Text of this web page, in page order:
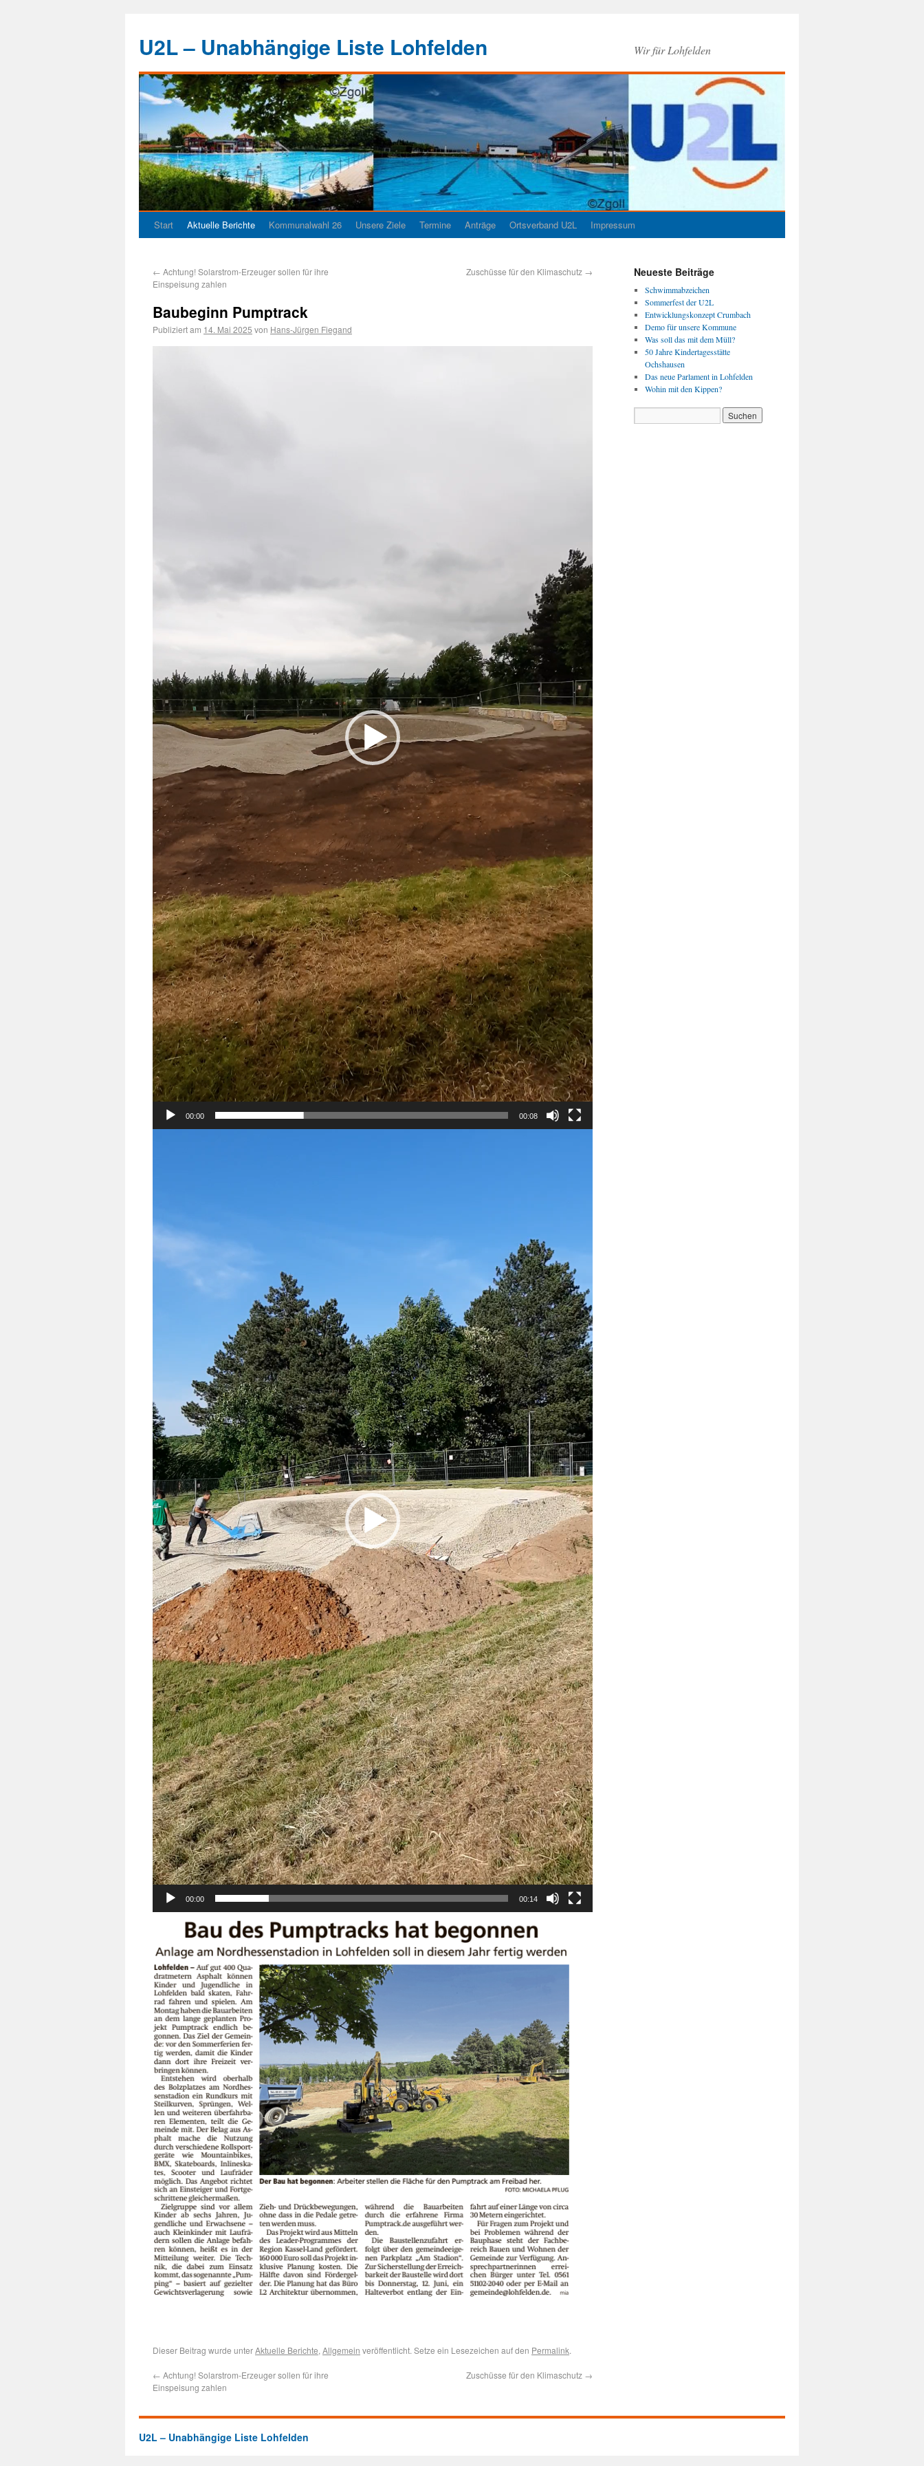
U2L – Unabhängige Liste Lohfelden Wir für Lohfelden
Start Aktuelle Berichte Kommunalwahl 26 Unsere Ziele Termine Anträge Ortsverband U2L Impressum
← Achtung! Solarstrom-Erzeuger sollen für ihre
Einspeisung zahlen
Zuschüsse für den Klimaschutz →
Baubeginn Pumptrack
Publiziert am 14. Mai 2025 von Hans-Jürgen Fiegand
00:00 00:08
00:00 00:14
Dieser Beitrag wurde unterAktuelle Berichte, Allgemein veröffentlicht. Setze ein Lesezeichen auf den Permalink.
← Achtung! Solarstrom-Erzeuger sollen für ihre
Einspeisung zahlen
Zuschüsse für den Klimaschutz →
Neueste Beiträge
Schwimmabzeichen
Sommerfest der U2L
Entwicklungskonzept Crumbach
Demo für unsere Kommune
Was soll das mit dem Müll?
50 Jahre Kindertagesstätte
Ochshausen
Das neue Parlament in Lohfelden
Wohin mit den Kippen?
U2L – Unabhängige Liste Lohfelden